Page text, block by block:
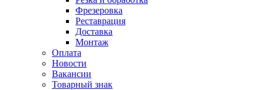
Фрезеровка
Реставрация
Доставка
Монтаж
Оплата
Новости
Вакансии
Товарный знак